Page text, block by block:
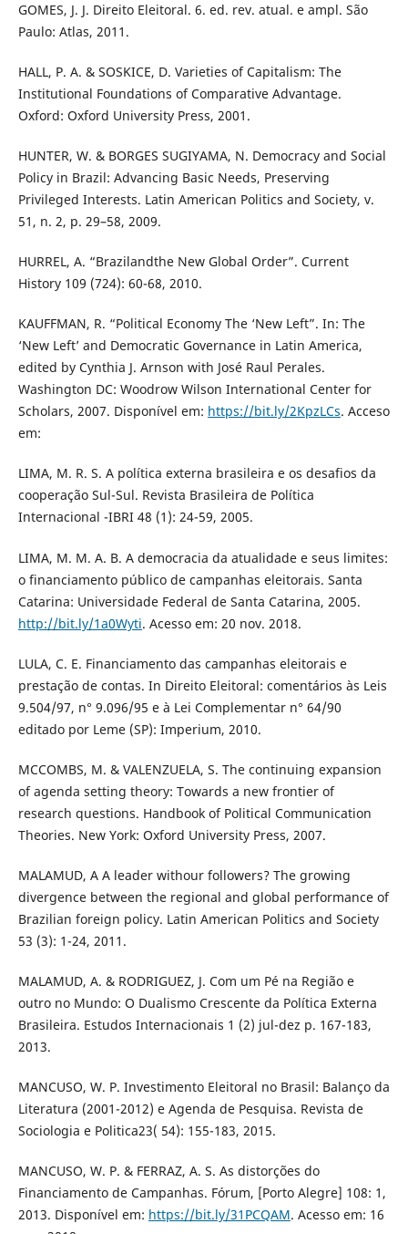
GOMES, J. J. Direito Eleitoral. 6. ed. rev. atual. e ampl. São
Paulo: Atlas, 2011.
HALL, P. A. & SOSKICE, D. Varieties of Capitalism: The
Institutional Foundations of Comparative Advantage.
Oxford: Oxford University Press, 2001.
HUNTER, W. & BORGES SUGIYAMA, N. Democracy and Social
Policy in Brazil: Advancing Basic Needs, Preserving
Privileged Interests. Latin American Politics and Society, v.
51, n. 2, p. 29–58, 2009.
HURREL, A. “Brazilandthe New Global Order”. Current
History 109 (724): 60-68, 2010.
KAUFFMAN, R. “Political Economy The ‘New Left”. In: The
‘New Left’ and Democratic Governance in Latin America,
edited by Cynthia J. Arnson with José Raul Perales.
Washington DC: Woodrow Wilson International Center for
Scholars, 2007. Disponível em: https://bit.ly/2KpzLCs. Acceso
em:
LIMA, M. R. S. A política externa brasileira e os desafios da
cooperação Sul-Sul. Revista Brasileira de Política
Internacional -IBRI 48 (1): 24-59, 2005.
LIMA, M. M. A. B. A democracia da atualidade e seus limites:
o financiamento público de campanhas eleitorais. Santa
Catarina: Universidade Federal de Santa Catarina, 2005.
http://bit.ly/1a0Wyti. Acesso em: 20 nov. 2018.
LULA, C. E. Financiamento das campanhas eleitorais e
prestação de contas. In Direito Eleitoral: comentários às Leis
9.504/97, n° 9.096/95 e à Lei Complementar n° 64/90
editado por Leme (SP): Imperium, 2010.
MCCOMBS, M. & VALENZUELA, S. The continuing expansion
of agenda setting theory: Towards a new frontier of
research questions. Handbook of Political Communication
Theories. New York: Oxford University Press, 2007.
MALAMUD, A A leader withour followers? The growing
divergence between the regional and global performance of
Brazilian foreign policy. Latin American Politics and Society
53 (3): 1-24, 2011.
MALAMUD, A. & RODRIGUEZ, J. Com um Pé na Região e
outro no Mundo: O Dualismo Crescente da Política Externa
Brasileira. Estudos Internacionais 1 (2) jul-dez p. 167-183,
2013.
MANCUSO, W. P. Investimento Eleitoral no Brasil: Balanço da
Literatura (2001-2012) e Agenda de Pesquisa. Revista de
Sociologia e Politica23( 54): 155-183, 2015.
MANCUSO, W. P. & FERRAZ, A. S. As distorções do
Financiamento de Campanhas. Fórum, [Porto Alegre] 108: 1,
2013. Disponível em: https://bit.ly/31PCQAM. Acesso em: 16